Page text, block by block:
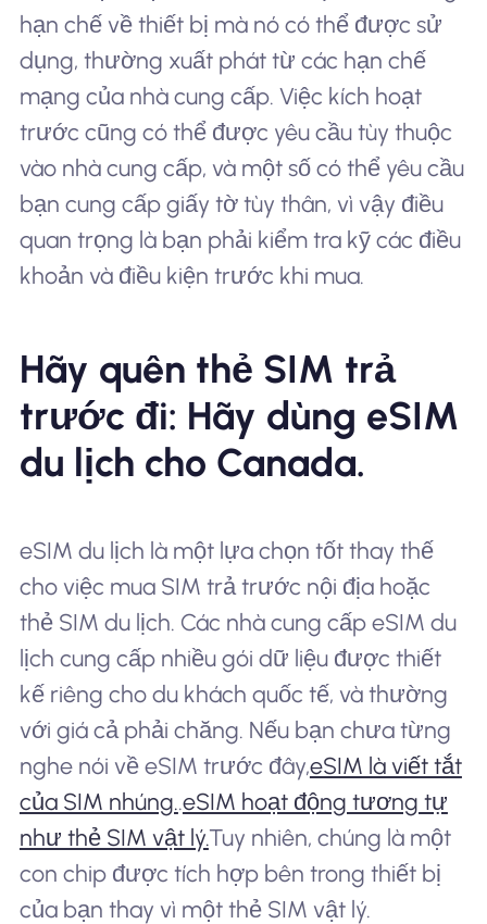
hạn chế về thiết bị mà nó có thể được sử
dụng, thường xuất phát từ các hạn chế
mạng của nhà cung cấp. Việc kích hoạt
trước cũng có thể được yêu cầu tùy thuộc
vào nhà cung cấp, và một số có thể yêu cầu
bạn cung cấp giấy tờ tùy thân, vì vậy điều
quan trọng là bạn phải kiểm tra kỹ các điều
khoản và điều kiện trước khi mua.
Hãy quên thẻ SIM trả
trước đi: Hãy dùng eSIM
du lịch cho Canada.
eSIM du lịch là một lựa chọn tốt thay thế
cho việc mua SIM trả trước nội địa hoặc
thẻ SIM du lịch. Các nhà cung cấp eSIM du
lịch cung cấp nhiều gói dữ liệu được thiết
kế riêng cho du khách quốc tế, và thường
với giá cả phải chăng. Nếu bạn chưa từng
nghe nói về eSIM trước đây,eSIM là viết tắt
của SIM nhúng..eSIM hoạt động tương tự
như thẻ SIM vật lý.Tuy nhiên, chúng là một
con chip được tích hợp bên trong thiết bị
của bạn thay vì một thẻ SIM vật lý.